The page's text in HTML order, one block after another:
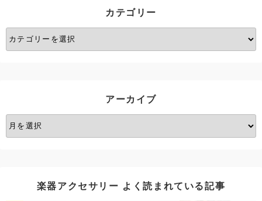
カテゴリー
カ
テ
アーカイブ
ア
ー
楽器アクセサリー よく読まれている記事